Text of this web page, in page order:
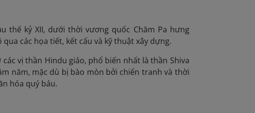
thế kỷ XII, dưới thời vương quốc Chăm Pa hưng
các họa tiết, kết cấu và kỹ thuật xây dựng.
vị thần Hindu giáo, phổ biến nhất là thần Shiva
năm, mặc dù bị bào mòn bởi chiến tranh và thời
hóa quý báu.